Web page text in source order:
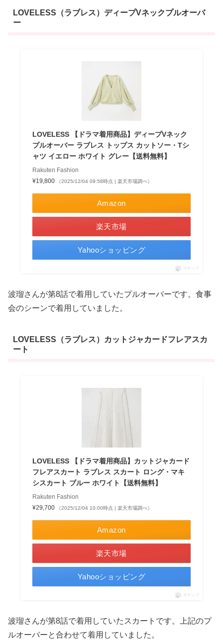
LOVELESS（ラブレス）ディープVネックプルオーバ
ー
LOVELESS 【ドラマ着用商品】ディープVネック
プルオーバー ラブレス トップス カットソー・Tシ
ャツ イエロー ホワイト グレー【送料無料】
Rakuten Fashion
¥19,800
（2025/12/04 09:58時点 | 楽天市場調べ）
Amazon
楽天市場
Yahooショッピング
ポチップ
波瑠さんが第8話で着用していたプルオーバーです。食事
会のシーンで着用していました。
LOVELESS（ラブレス）カットジャカードフレアスカ
ート
LOVELESS 【ドラマ着用商品】カットジャカード
フレアスカート ラブレス スカート ロング・マキ
シスカート ブルー ホワイト【送料無料】
Rakuten Fashion
¥29,700
（2025/12/04 10:00時点 | 楽天市場調べ）
Amazon
楽天市場
Yahooショッピング
ポチップ
波瑠さんが第8話で着用していたスカートです。上記のプ
ルオーバーと合わせて着用していました。